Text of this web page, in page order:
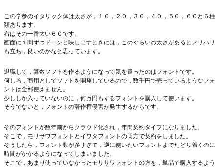
この学参のイタリック体は太さが，１０，２０，３０，４０，５０，６０と６種
類あります。
右はその一番太い６０です。
画面に１問ずつドーンと映し出すときには，このぐらいの太さがあるとメリハリ
も立ち，良いのかなと思っています。
退職して，算数ソフトを作るようになって気を遣ったのはフォントです。
何しろ，商用としてソフトを開発しているので，数千円で売っているようなフォ
ントは全部使えません。
少ししか入っていないのに，何万円もするフォントを購入して使います。
そうでないと，フォントの著作権侵害が発生するからです。
そのフォントが数年前からクラウド化され，年間契約タイプになりました。
そこで，モリサワフォントとイワタフォントの両方で契約をしました。
そうしたら，フォント数が多すぎて，逆に使いたいフォントまでたどり着くのに
時間がかかるようになってしまいました。
そこで，あまり使っていなかったモリサワフォントの方を，単品で購入するよう